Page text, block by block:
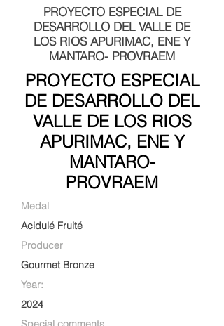
PROYECTO ESPECIAL DE
DESARROLLO DEL VALLE DE
LOS RIOS APURIMAC, ENE Y
MANTARO- PROVRAEM
PROYECTO ESPECIAL
DE DESARROLLO DEL
VALLE DE LOS RIOS
APURIMAC, ENE Y
MANTARO-
PROVRAEM
Medal
Acidulé Fruité
Producer
Gourmet Bronze
Year:
2024